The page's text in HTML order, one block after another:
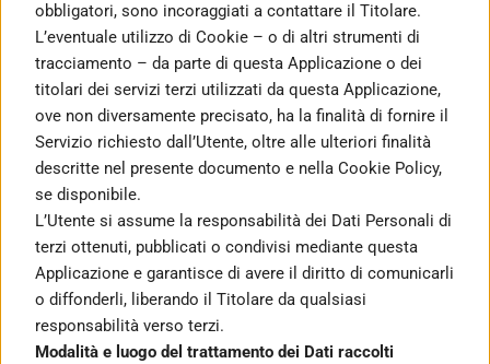
obbligatori, sono incoraggiati a contattare il Titolare.
L’eventuale utilizzo di Cookie – o di altri strumenti di
tracciamento – da parte di questa Applicazione o dei
titolari dei servizi terzi utilizzati da questa Applicazione,
ove non diversamente precisato, ha la finalità di fornire il
Servizio richiesto dall’Utente, oltre alle ulteriori finalità
descritte nel presente documento e nella Cookie Policy,
se disponibile.
L’Utente si assume la responsabilità dei Dati Personali di
terzi ottenuti, pubblicati o condivisi mediante questa
Applicazione e garantisce di avere il diritto di comunicarli
o diffonderli, liberando il Titolare da qualsiasi
responsabilità verso terzi.
Modalità e luogo del trattamento dei Dati raccolti